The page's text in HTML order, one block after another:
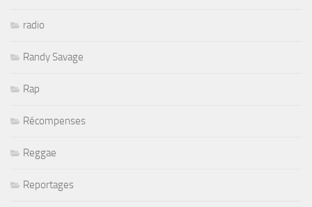
radio
Randy Savage
Rap
Récompenses
Reggae
Reportages